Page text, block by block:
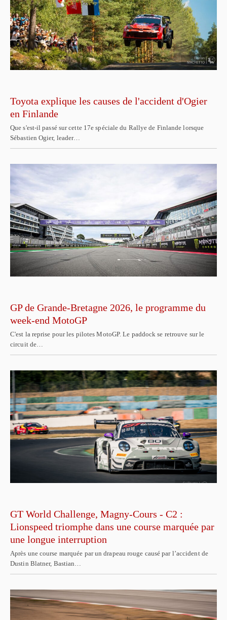
Toyota explique les causes de l'accident d'Ogier
en Finlande
Que s'est-il passé sur cette 17e spéciale du Rallye de Finlande lorsque
Sébastien Ogier, leader…
GP de Grande-Bretagne 2026, le programme du
week-end MotoGP
C'est la reprise pour les pilotes MotoGP. Le paddock se retrouve sur le
circuit de…
GT World Challenge, Magny-Cours - C2 :
Lionspeed triomphe dans une course marquée par
une longue interruption
Après une course marquée par un drapeau rouge causé par l’accident de
Dustin Blatner, Bastian…